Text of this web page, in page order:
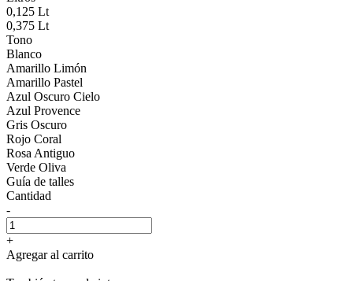
0,125 Lt
0,375 Lt
Tono
Blanco
Amarillo Limón
Amarillo Pastel
Azul Oscuro Cielo
Azul Provence
Gris Oscuro
Rojo Coral
Rosa Antiguo
Verde Oliva
Guía de talles
Cantidad
-
+
Agregar al carrito